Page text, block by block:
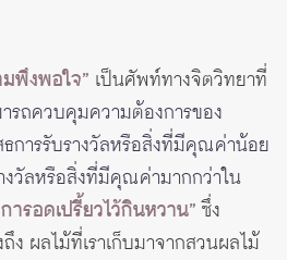
พึงพอใจ” เป็นศัพท์ทางจิตวิทยาที่
รถควบคุมความต้องการของ
ธการรับรางวัลหรือสิ่งที่มีคุณค่าน้อย
งวัลหรือสิ่งที่มีคุณค่ามากกว่าใน
ารอดเปรี้ยวไว้กินหวาน”ซึ่ง
ง ผลไม้ที่เราเก็บมาจากสวนผลไม้